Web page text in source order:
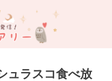
ュラスコ食べ放